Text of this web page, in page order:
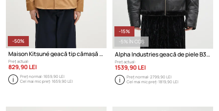
-50%
Maison Kitsuné geacă tip cămașă Overshirt
Preț actual:
829,90 LEI
Preț normal:1659,90 LEI
Cel mai mic preț:1659,90 LEI
-15%
-5% ÎN COȘ
Alpha Industries geacă de piele B3 Leather
Preț actual:
1539,90 LEI
Preț normal:2799,90 LEI
Cel mai mic preț:1819,90 LEI